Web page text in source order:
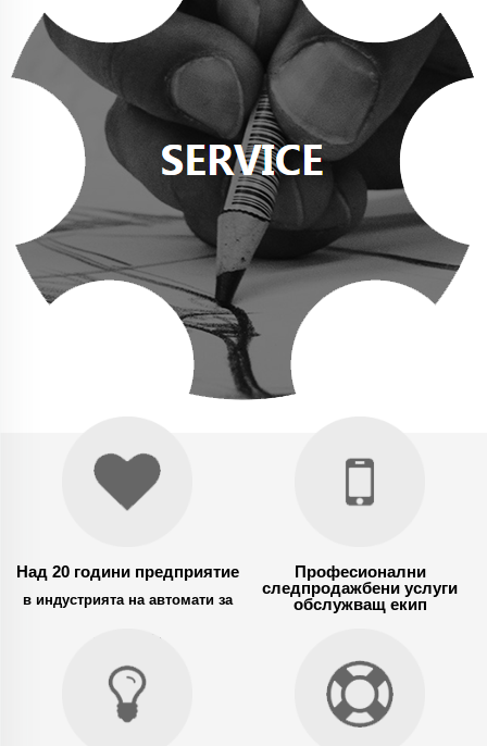
Над 20 години предприятие
в индустрията на автомати за
продажба
Професионални
следпродажбени услуги
обслужващ екип